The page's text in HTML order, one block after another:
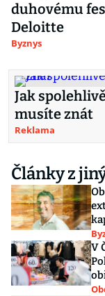
duhovému
Deloitte
Byznys
Jak
musíte znát
Reklama
Články z
V